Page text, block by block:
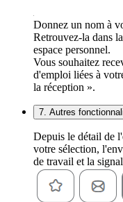
Donnez un nom à
Retrouvez-la dans
espace personnel.
Vous souhaitez
d'emploi liées à
la réception ».
7. Autres
Depuis le détail de
votre sélection,
de travail et la